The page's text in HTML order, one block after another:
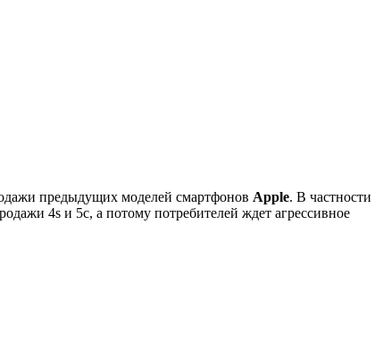
предыдущих моделей смартфонов Apple. В частности
4s и 5c, а потому потребителей ждет агрессивное